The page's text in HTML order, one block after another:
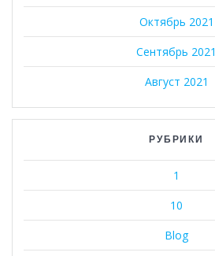
Октябрь 2021
Сентябрь 2021
Август 2021
РУБРИКИ
1
10
Blog